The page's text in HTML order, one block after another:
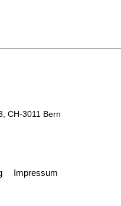
CH-3011 Bern
Impressum